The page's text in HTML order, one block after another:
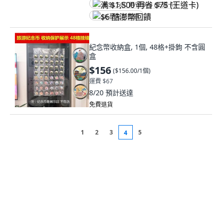
满 $1,500 再省 $75 (王道卡)
$6 酷澎幣回饋
紀念幣收納盒, 1個, 48格+掛鉤 不含圓
盒
$156 ($156.00/1個)
運費 $67
8/20 預計送達
免費退貨
1 2 3 4 5